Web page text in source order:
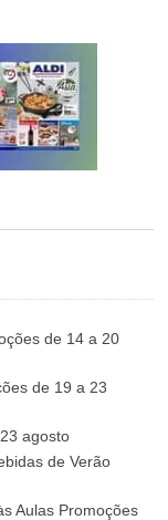
de 14 a 20
de 19 a 23
agosto
de Verão
Aulas Promoções